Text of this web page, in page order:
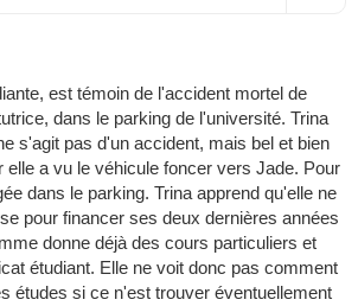
est témoin de l'accident mortel de
dans le parking de l'université. Trina
s'agit pas d'un accident, mais bel et bien
elle a vu le véhicule foncer vers Jade. Pour
dans le parking. Trina apprend qu'elle ne
pour financer ses deux dernières années
donne déjà des cours particuliers et
étudiant. Elle ne voit donc pas comment
études si ce n'est trouver éventuellement